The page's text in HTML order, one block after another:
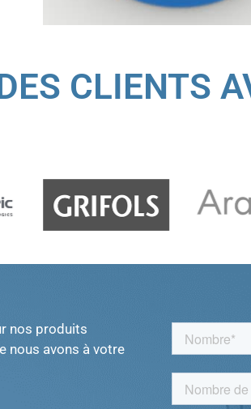
CLIENTS
nos produits
nous avons à votre